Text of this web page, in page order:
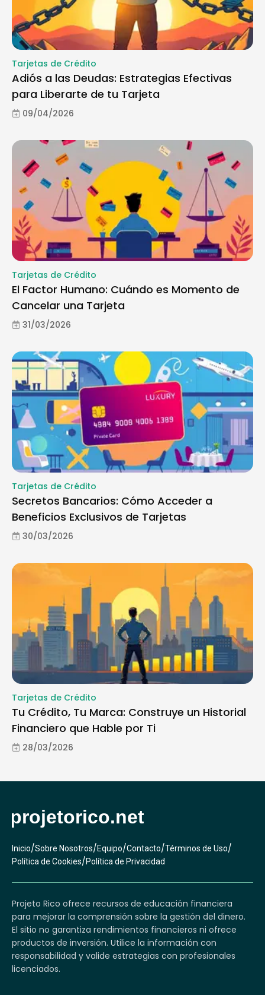
Tarjetas de Crédito
Adiós a las Deudas: Estrategias Efectivas
para Liberarte de tu Tarjeta
09/04/2026
Tarjetas de Crédito
El Factor Humano: Cuándo es Momento de
Cancelar una Tarjeta
31/03/2026
Tarjetas de Crédito
Secretos Bancarios: Cómo Acceder a
Beneficios Exclusivos de Tarjetas
30/03/2026
Tarjetas de Crédito
Tu Crédito, Tu Marca: Construye un Historial
Financiero que Hable por Ti
28/03/2026
Inicio/Sobre Nosotros/Equipo/Contacto/Términos de Uso/
Política de Cookies/Política de Privacidad
Projeto Rico ofrece recursos de educación financiera
para mejorar la comprensión sobre la gestión del dinero.
El sitio no garantiza rendimientos financieros ni ofrece
productos de inversión. Utilice la información con
responsabilidad y valide estrategias con profesionales
licenciados.